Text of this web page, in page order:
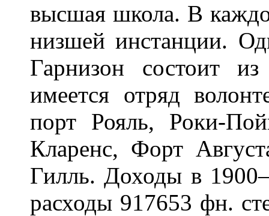
высшая школа. В
низшей инстанции.
Гарнизон состоит
имеется отряд
порт Рояль, Роки-
Кларенс, Форт
Гилль. Доходы в
расходы 917653 фн.